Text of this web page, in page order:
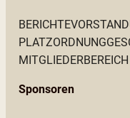
BERICHTEVORSTAND
PLATZORDNUNG
MITGLIEDERBEREICH
Sponsoren